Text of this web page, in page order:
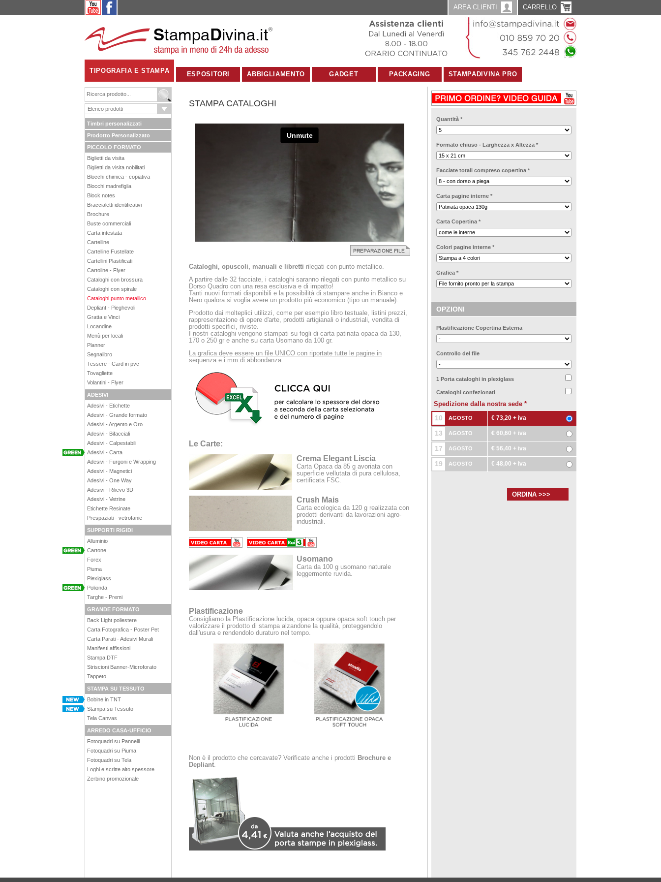
AREA CLIENTI CARRELLO
TIPOGRAFIA E STAMPA ESPOSITORI ABBIGLIAMENTO GADGET PACKAGING STAMPADIVINA PRO
Timbri personalizzati
Prodotto Personalizzato
PICCOLO FORMATO
Biglietti da visita
Biglietti da visita nobilitati
Blocchi chimica - copiativa
Blocchi madrefiglia
Block notes
Braccialetti identificativi
Brochure
Buste commerciali
Carta intestata
Cartelline
Cartelline Fustellate
Cartellini Plastificati
Cartoline - Flyer
Cataloghi con brossura
Cataloghi con spirale
Cataloghi punto metallico
Depliant - Pieghevoli
Gratta e Vinci
Locandine
Menù per locali
Planner
Segnalibro
Tessere - Card in pvc
Tovagliette
Volantini - Flyer
ADESIVI
Adesivi - Etichette
Adesivi - Grande formato
Adesivi - Argento e Oro
Adesivi - Bifacciali
Adesivi - Calpestabili
Adesivi - Carta
Adesivi - Furgoni e Wrapping
Adesivi - Magnetici
Adesivi - One Way
Adesivi - Rilievo 3D
Adesivi - Vetrine
Etichette Resinate
Prespaziati - vetrofanie
SUPPORTI RIGIDI
Alluminio
Cartone
Forex
Piuma
Plexiglass
Polionda
Targhe - Premi
GRANDE FORMATO
Back Light poliestere
Carta Fotografica - Poster Pet
Carta Parati - Adesivi Murali
Manifesti affissioni
Stampa DTF
Striscioni Banner-Microforato
Tappeto
STAMPA SU TESSUTO
Bobine in TNT
Stampa su Tessuto
Tela Canvas
ARREDO CASA-UFFICIO
Fotoquadri su Pannelli
Fotoquadri su Piuma
Fotoquadri su Tela
Loghi e scritte alto spessore
Zerbino promozionale
STAMPA CATALOGHI
Cataloghi, opuscoli, manuali e libretti rilegati con punto metallico.
A partire dalle 32 facciate, i cataloghi saranno rilegati con punto metallico su
Dorso Quadro con una resa esclusiva e di impatto!
Tanti nuovi formati disponibili e la possibilità di stampare anche in Bianco e
Nero qualora si voglia avere un prodotto più economico (tipo un manuale).
Prodotto dai molteplici utilizzi, come per esempio libro testuale, listini prezzi,
rappresentazione di opere d'arte, prodotti artigianali o industriali, vendita di
prodotti specifici, riviste.
I nostri cataloghi vengono stampati su fogli di carta patinata opaca da 130,
170 o 250 gr e anche su carta Usomano da 100 gr.
La grafica deve essere un file UNICO con riportate tutte le pagine in
sequenza e i mm di abbondanza.
Le Carte:
Crema Elegant Liscia
Carta Opaca da 85 g avoriata con
superficie vellutata di pura cellulosa,
certificata FSC.
Crush Mais
Carta ecologica da 120 g realizzata con
prodotti derivanti da lavorazioni agro-
industriali.
Usomano
Carta da 100 g usomano naturale
leggermente ruvida.
Plastificazione
Consigliamo la Plastificazione lucida, opaca oppure opaca soft touch per
valorizzare il prodotto di stampa alzandone la qualità, proteggendolo
dall'usura e rendendolo duraturo nel tempo.
Non è il prodotto che cercavate? Verificate anche i prodotti Brochure e
Depliant.
Quantità *
Formato chiuso - Larghezza x Altezza *
Facciate totali compreso copertina *
Carta pagine interne *
Carta Copertina *
Colori pagine interne *
Grafica *
OPZIONI
Plastificazione Copertina Esterna
Controllo del file
1 Porta cataloghi in plexiglass
Cataloghi confezionati
Spedizione dalla nostra sede *
10 AGOSTO € 73,20 + iva
13 AGOSTO € 60,60 + iva
17 AGOSTO € 56,40 + iva
19 AGOSTO € 48,00 + iva